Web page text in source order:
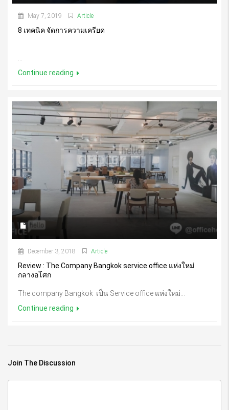
May 7, 2019 Article
8 เทคนิค จัดการความเครียด
Continue reading
December 3, 2018 Article
Review : The Company Bangkok service office แห่งใหม่
กลางอโศก
The company Bangkok เป็น Service office แห่งใหม่...
Continue reading
Join The Discussion